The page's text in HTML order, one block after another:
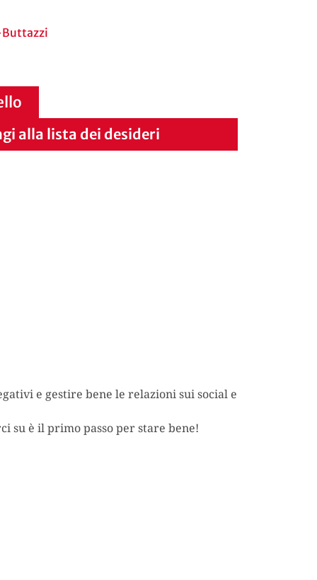
alla lista dei desideri
e gestire bene le relazioni sui social e
su è il primo passo per stare bene!